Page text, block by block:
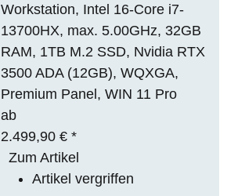
Workstation, Intel 16-Core i7-
13700HX, max. 5.00GHz, 32GB
RAM, 1TB M.2 SSD, Nvidia RTX
3500 ADA (12GB), WQXGA,
Premium Panel, WIN 11 Pro
ab
2.499,90 €*
Zum Artikel
Artikel vergriffen